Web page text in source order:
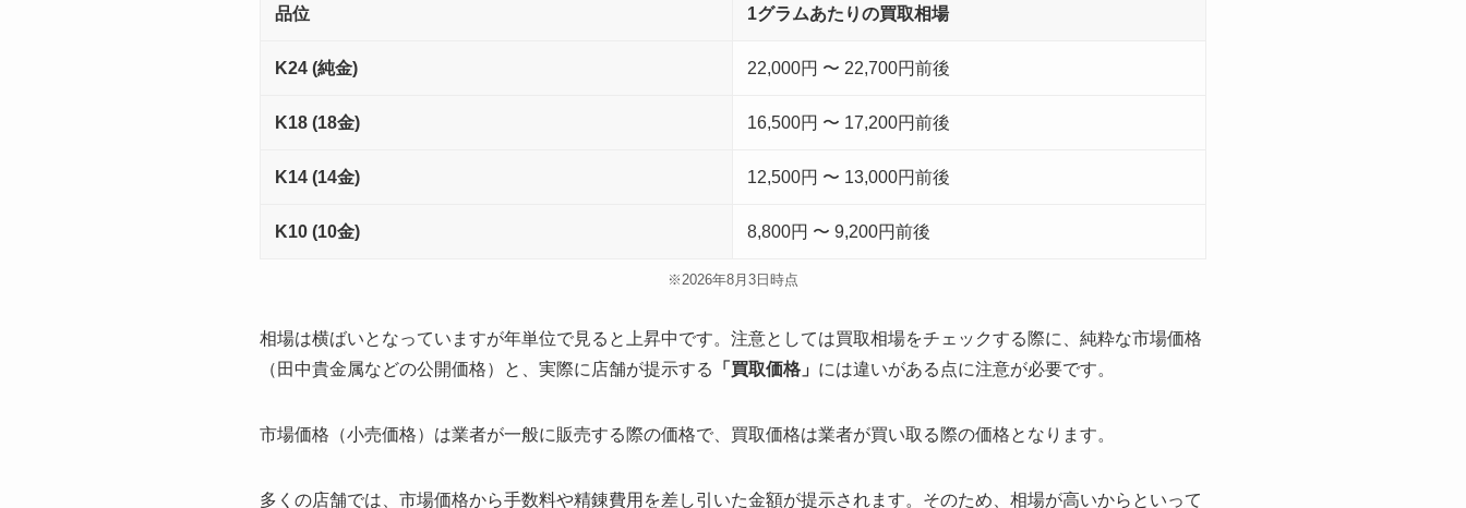
品位 1グラムあたりの買取相場
K24 (純金) 22,000円 〜 22,700円前後
K18 (18金) 16,500円 〜 17,200円前後
K14 (14金) 12,500円 〜 13,000円前後
K10 (10金) 8,800円 〜 9,200円前後
※2026年8月3日時点
相場は横ばいとなっていますが年単位で見ると上昇中です。注意としては買取相場をチェックする際に、純粋な市場価格
（田中貴金属などの公開価格）と、実際に店舗が提示する
「買取価格」 には違いがある点に注意が必要です。
市場価格（小売価格）は業者が一般に販売する際の価格で、買取価格は業者が買い取る際の価格となります。
多くの店舗では、市場価格から手数料や精錬費用を差し引いた金額が提示されます。そのため、相場が高いからといって